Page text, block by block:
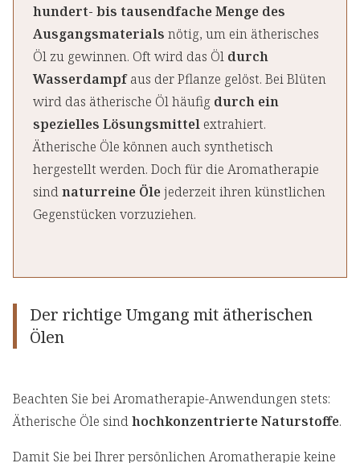
hundert- bis tausendfache Menge des
Ausgangsmaterials nötig, um ein ätherisches
Öl zu gewinnen. Oft wird das Öl durch
Wasserdampfaus der Pflanze gelöst. Bei Blüten
wird das ätherische Öl häufig durch ein
spezielles Lösungsmittel extrahiert.
Ätherische Öle können auch synthetisch
hergestellt werden. Doch für die Aromatherapie
sindnaturreine Ölejederzeit ihren künstlichen
Gegenstücken vorzuziehen.
Der richtige Umgang mit ätherischen
Ölen
Beachten Sie bei Aromatherapie-Anwendungen stets:
Ätherische Öle sindhochkonzentrierte Naturstoffe.
Damit Sie bei Ihrer persönlichen Aromatherapie keine